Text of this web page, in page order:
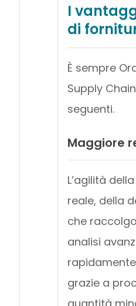
I
di
È sempre
Supply
seguenti.
Maggiore
L’agilità
reale, della
che
analisi
grazie a